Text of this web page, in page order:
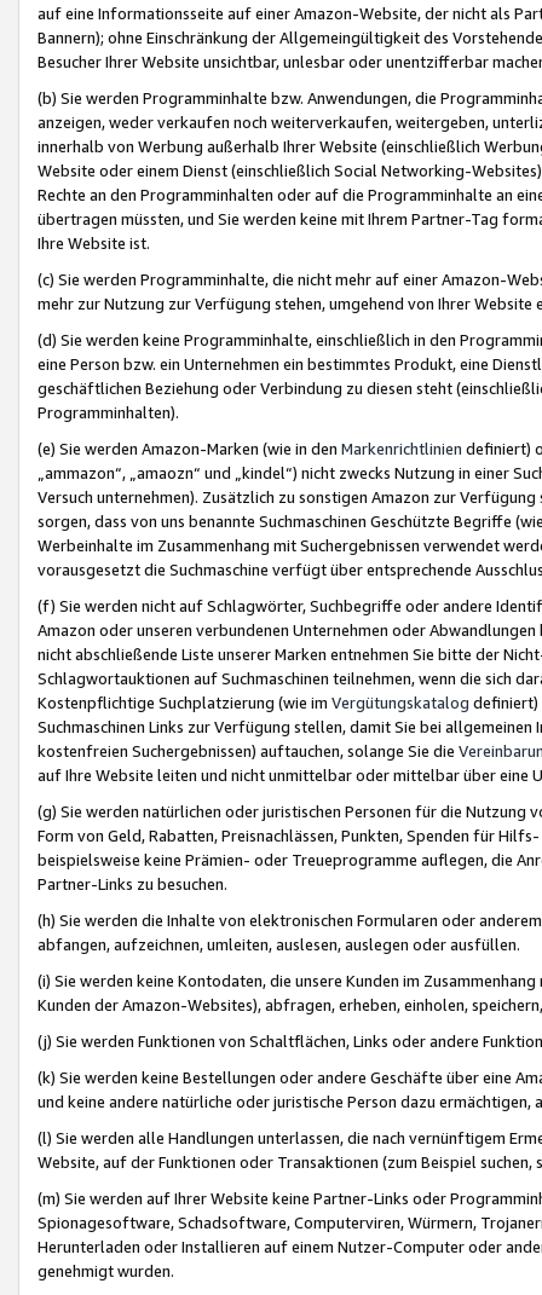
auf eine Informationsseite auf einer Amazon-Website, der nicht als
Bannern); ohne Einschränkung der Allgemeingültigkeit des
Besucher Ihrer Website unsichtbar, unlesbar oder unentzifferbar
(b) Sie werden Programminhalte bzw. Anwendungen, die
anzeigen, weder verkaufen noch weiterverkaufen, weitergeben,
innerhalb von Werbung außerhalb Ihrer Website (einschließlich
Website oder einem Dienst (einschließlich Social Networking-
Rechte an den Programminhalten oder auf die Programminhalte an
übertragen müssten, und Sie werden keine mit Ihrem Partner-Tag
Ihre Website ist.
(c) Sie werden Programminhalte, die nicht mehr auf einer Amazon-
mehr zur Nutzung zur Verfügung stehen, umgehend von Ihrer
(d) Sie werden keine Programminhalte, einschließlich in den
eine Person bzw. ein Unternehmen ein bestimmtes Produkt, eine
geschäftlichen Beziehung oder Verbindung zu diesen steht
Programminhalten).
(e) Sie werden Amazon-Marken (wie in den Markenrichtlinien definiert)
„ammazon“, „amaozn“ und „kindel“) nicht zwecks Nutzung in einer
Versuch unternehmen). Zusätzlich zu sonstigen Amazon zur
sorgen, dass von uns benannte Suchmaschinen Geschützte Begriffe
Werbeinhalte im Zusammenhang mit Suchergebnissen verwendet
vorausgesetzt die Suchmaschine verfügt über entsprechende
(f) Sie werden nicht auf Schlagwörter, Suchbegriffe oder andere
Amazon oder unseren verbundenen Unternehmen oder
nicht abschließende Liste unserer Marken entnehmen Sie bitte der
Schlagwortauktionen auf Suchmaschinen teilnehmen, wenn die sich
Kostenpflichtige Suchplatzierung (wie im Vergütungskatalog definiert)
Suchmaschinen Links zur Verfügung stellen, damit Sie bei
kostenfreien Suchergebnissen) auftauchen, solange Sie die
auf Ihre Website leiten und nicht unmittelbar oder mittelbar über eine
(g) Sie werden natürlichen oder juristischen Personen für die Nutzung
Form von Geld, Rabatten, Preisnachlässen, Punkten, Spenden für
beispielsweise keine Prämien- oder Treueprogramme auflegen, die
Partner-Links zu besuchen.
(h) Sie werden die Inhalte von elektronischen Formularen oder
abfangen, aufzeichnen, umleiten, auslesen, auslegen oder ausfüllen.
(i) Sie werden keine Kontodaten, die unsere Kunden im
Kunden der Amazon-Websites), abfragen, erheben, einholen,
(j) Sie werden Funktionen von Schaltflächen, Links oder andere
(k) Sie werden keine Bestellungen oder andere Geschäfte über eine
und keine andere natürliche oder juristische Person dazu
(l) Sie werden alle Handlungen unterlassen, die nach vernünftigem
Website, auf der Funktionen oder Transaktionen (zum Beispiel
(m) Sie werden auf Ihrer Website keine Partner-Links oder
Spionagesoftware, Schadsoftware, Computerviren, Würmern,
Herunterladen oder Installieren auf einem Nutzer-Computer oder
genehmigt wurden.